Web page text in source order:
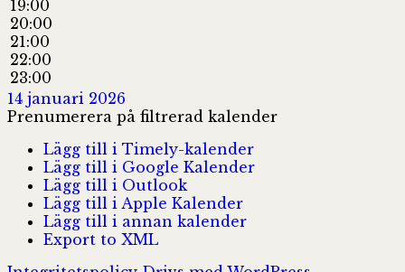
19:00
20:00
21:00
22:00
23:00
14 januari 2026
Prenumerera på filtrerad kalender
Lägg till i Timely-kalender
Lägg till i Google Kalender
Lägg till i Outlook
Lägg till i Apple Kalender
Lägg till i annan kalender
Export to XML